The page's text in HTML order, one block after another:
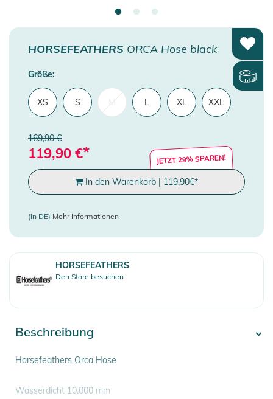
HORSEFEATHERS ORCA Hose black
Größe:
XS S L XL XXL
169,90 €
119,90 €* JETZT 29% SPAREN!
In den Warenkorb | 119,90€*
(in DE) Mehr Informationen
HORSEFEATHERS
Den Store besuchen
Beschreibung
Horsefeathers Orca Hose
Wasserdicht 10.000 mm